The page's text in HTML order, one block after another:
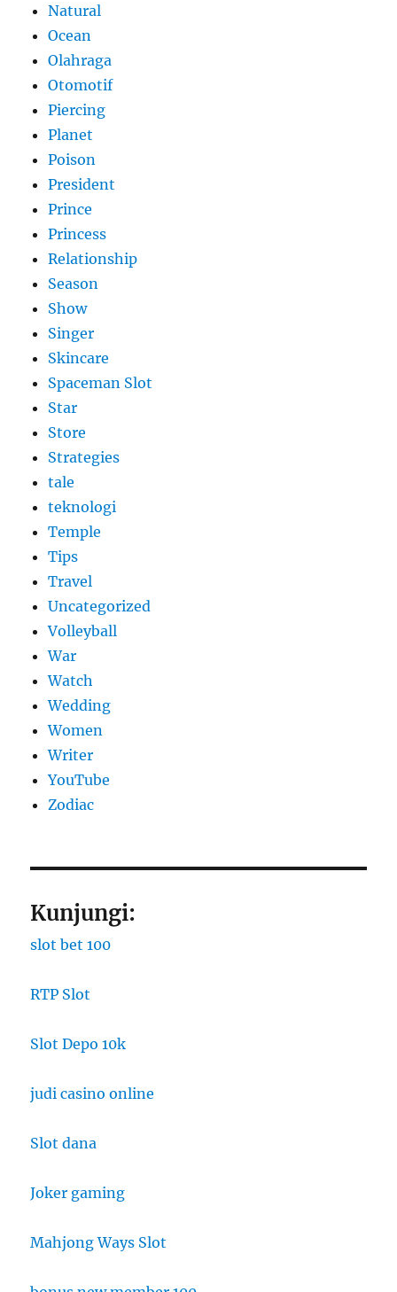
Natural
Ocean
Olahraga
Otomotif
Piercing
Planet
Poison
President
Prince
Princess
Relationship
Season
Show
Singer
Skincare
Spaceman Slot
Star
Store
Strategies
tale
teknologi
Temple
Tips
Travel
Uncategorized
Volleyball
War
Watch
Wedding
Women
Writer
YouTube
Zodiac
Kunjungi:
slot bet 100
RTP Slot
Slot Depo 10k
judi casino online
Slot dana
Joker gaming
Mahjong Ways Slot